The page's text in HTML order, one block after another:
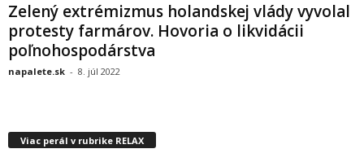
Zelený extrémizmus holandskej vlády vyvolal
protesty farmárov. Hovoria o likvidácii
poľnohospodárstva
napalete.sk - 8. júl 2022
Viac perál v rubrike RELAX